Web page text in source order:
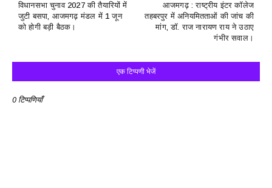
आजमगढ़ : राष्ट्रीय इंटर कॉलेज
तहबरपुर में अनियमितताओं की जांच की
मांग, डॉ. राज नारायण राय ने उठाए
गंभीर सवाल।
विधानसभा चुनाव 2027 की तैयारियों में
जुटी बसपा, आजमगढ़ मंडल में 1 जून
को होगी बड़ी बैठक।
एक टिप्पणी भेजें
0 टिप्पणियाँ